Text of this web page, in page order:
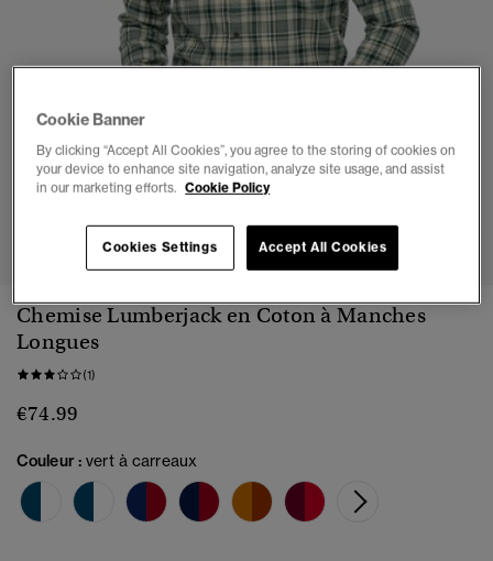
1 2 3 4 5 6
Chemise Lumberjack en Coton à Manches
Longues
(1)
€74.99
Couleur :vert à carreaux
Cookie Banner
By clicking “Accept All Cookies”, you agree to the storing of cookies on
your device to enhance site navigation, analyze site usage, and assist
in our marketing efforts. Cookie Policy
Cookies Settings Accept All Cookies